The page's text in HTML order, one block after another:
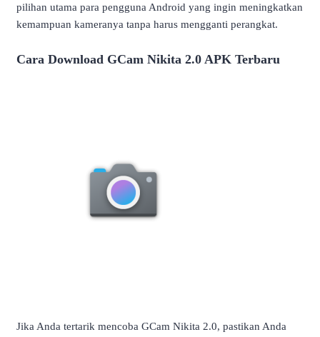
pilihan utama para pengguna Android yang ingin meningkatkan
kemampuan kameranya tanpa harus mengganti perangkat.
Cara Download GCam Nikita 2.0 APK Terbaru
Jika Anda tertarik mencoba GCam Nikita 2.0, pastikan Anda